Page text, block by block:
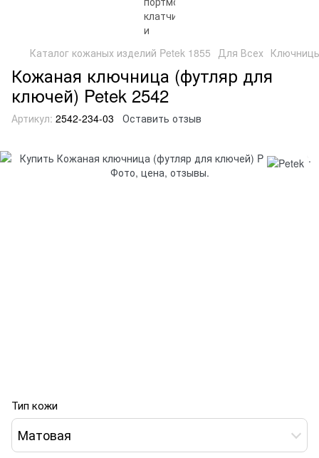
Каталог кожаных изделий Petek 1855 Для Всех
Кожаная ключница (футляр для
ключей) Petek 2542
Артикул: 2542-234-03 Оставить отзыв
Тип кожи
Матовая